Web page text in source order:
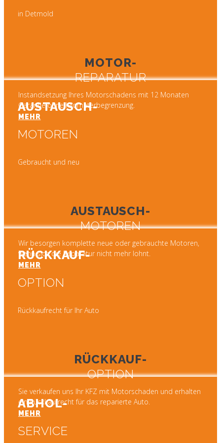
in Detmold
MOTOR-
REPARATUR
Instandsetzung Ihres Motorschadens mit 12 Monaten
Garantie ohne Kilometerbegrenzung.
MEHR
AUSTAUSCH-
MOTOREN
Gebraucht und neu
AUSTAUSCH-
MOTOREN
Wir besorgen komplette neue oder gebrauchte Motoren,
wenn sich die Reparatur nicht mehr lohnt.
MEHR
RÜCKKAUF-
OPTION
Rückkaufrecht für Ihr Auto
RÜCKKAUF-
OPTION
Sie verkaufen uns Ihr KFZ mit Motorschaden und erhalten
ein Rückkaufrecht für das reparierte Auto.
MEHR
ABHOL-
SERVICE